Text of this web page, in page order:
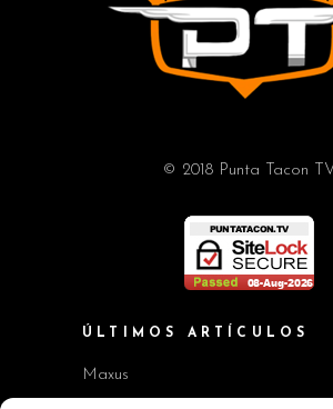
© 2018 Punta Tacon
ÚLTIMOS ARTÍCULOS
Maxus